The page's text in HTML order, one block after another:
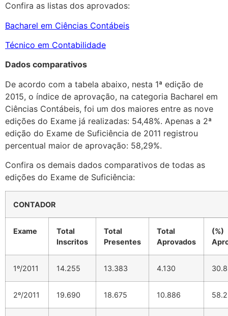
Confira as listas dos aprovados:
Bacharel em Ciências Contábeis
Técnico em Contabilidade
Dados comparativos
De acordo com a tabela abaixo, nesta 1ª edição de
2015, o índice de aprovação, na categoria Bacharel em
Ciências Contábeis, foi um dos maiores entre as nove
edições do Exame já realizadas: 54,48%. Apenas a 2ª
edição do Exame de Suficiência de 2011 registrou
percentual maior de aprovação: 58,29%.
Confira os demais dados comparativos de todas as
edições do Exame de Suficiência:
CONTADOR
Exame
Total
Inscritos
Total
Presentes
Total
Aprovados
(%)
1º/2011 14.255 13.383 4.130
2º/2011 19.690 18.675 10.886